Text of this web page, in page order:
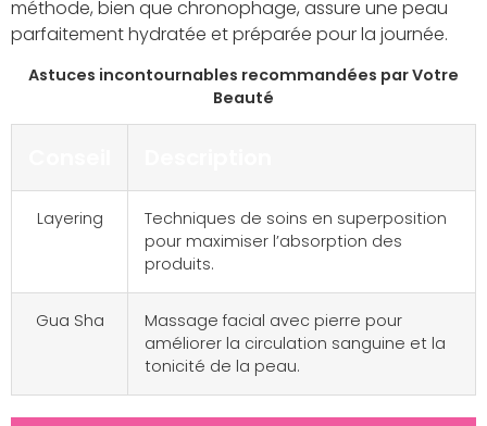
méthode, bien que chronophage, assure une peau
parfaitement hydratée et préparée pour la journée.
Astuces incontournables recommandées par Votre
Beauté
Layering
Techniques de soins en superposition
pour maximiser l’absorption des
produits.
Gua Sha
Massage facial avec pierre pour
améliorer la circulation sanguine et la
tonicité de la peau.